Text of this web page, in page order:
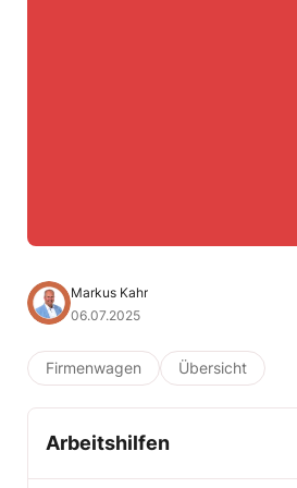
Markus Kahr
06.07.2025
Firmenwagen Übersicht
Arbeitshilfen